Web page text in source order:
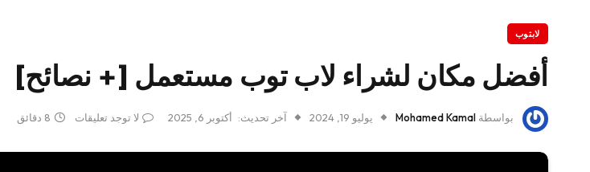
لابتوب
أفضل مكان لشراء لاب توب مستعمل [+ نصائح]
بواسطة Mohamed Kamal يوليو 19, 2024 آخر تحديث: أكتوبر 6, 2025 لا توجد تعليقات 8 دقائق